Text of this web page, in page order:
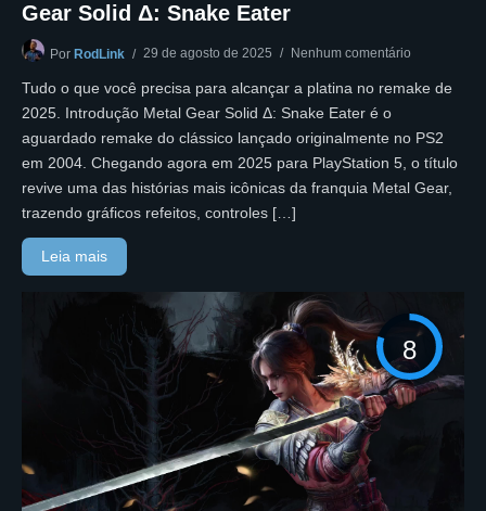
Gear Solid Δ: Snake Eater
Por RodLink 29 de agosto de 2025 Nenhum comentário
Tudo o que você precisa para alcançar a platina no remake de
2025. Introdução Metal Gear Solid Δ: Snake Eater é o
aguardado remake do clássico lançado originalmente no PS2
em 2004. Chegando agora em 2025 para PlayStation 5, o título
revive uma das histórias mais icônicas da franquia Metal Gear,
trazendo gráficos refeitos, controles […]
Leia mais
8